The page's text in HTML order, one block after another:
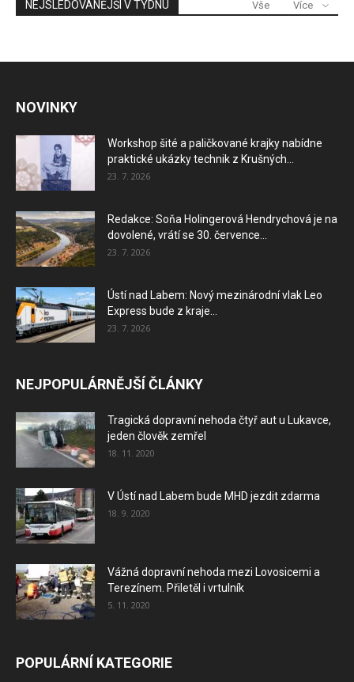
NEJSLEDOVANĚJŠÍ V TÝDNU Vše Více
NOVINKY
Workshop šité a paličkované krajky nabídne
praktické ukázky technik z Krušných...
23. 7. 2026
Redakce: Soňa Holingerová Hendrychová je na
dovolené, vrátí se 30. července...
23. 7. 2026
Ústí nad Labem: Nový mezinárodní vlak Leo
Express bude z kraje...
23. 7. 2026
NEJPOPULÁRNĚJŠÍ ČLÁNKY
Tragická dopravní nehoda čtyř aut u Lukavce,
jeden člověk zemřel
18. 11. 2020
V Ústí nad Labem bude MHD jezdit zdarma
18. 9. 2020
Vážná dopravní nehoda mezi Lovosicemi a
Terezínem. Přiletěl i vrtulník
5. 11. 2020
POPULÁRNÍ KATEGORIE